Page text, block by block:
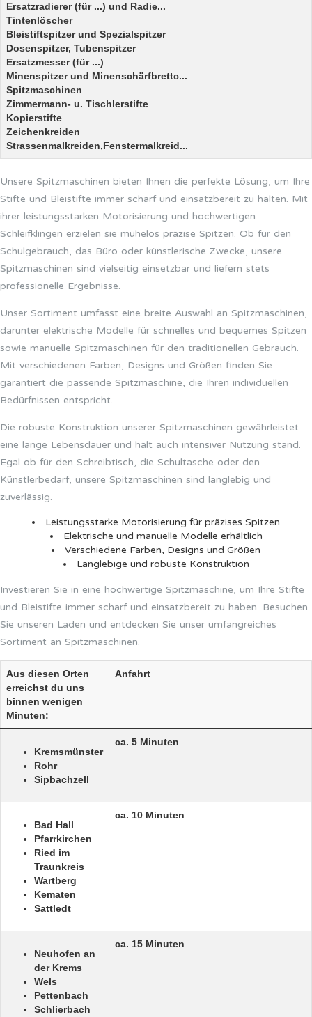
Ersatzradierer (für ...) und Radie...
Tintenlöscher
Bleistiftspitzer und Spezialspitzer
Dosenspitzer, Tubenspitzer
Ersatzmesser (für ...)
Minenspitzer und Minenschärfbrettc...
Spitzmaschinen
Zimmermann- u. Tischlerstifte
Kopierstifte
Zeichenkreiden
Strassenmalkreiden,Fenstermalkreid...
Unsere Spitzmaschinen bieten Ihnen die perfekte Lösung, um Ihre
Stifte und Bleistifte immer scharf und einsatzbereit zu halten. Mit
ihrer leistungsstarken Motorisierung und hochwertigen
Schleifklingen erzielen sie mühelos präzise Spitzen. Ob für den
Schulgebrauch, das Büro oder künstlerische Zwecke, unsere
Spitzmaschinen sind vielseitig einsetzbar und liefern stets
professionelle Ergebnisse.
Unser Sortiment umfasst eine breite Auswahl an Spitzmaschinen,
darunter elektrische Modelle für schnelles und bequemes Spitzen
sowie manuelle Spitzmaschinen für den traditionellen Gebrauch.
Mit verschiedenen Farben, Designs und Größen finden Sie
garantiert die passende Spitzmaschine, die Ihren individuellen
Bedürfnissen entspricht.
Die robuste Konstruktion unserer Spitzmaschinen gewährleistet
eine lange Lebensdauer und hält auch intensiver Nutzung stand.
Egal ob für den Schreibtisch, die Schultasche oder den
Künstlerbedarf, unsere Spitzmaschinen sind langlebig und
zuverlässig.
Leistungsstarke Motorisierung für präzises Spitzen
Elektrische und manuelle Modelle erhältlich
Verschiedene Farben, Designs und Größen
Langlebige und robuste Konstruktion
Investieren Sie in eine hochwertige Spitzmaschine, um Ihre Stifte
und Bleistifte immer scharf und einsatzbereit zu haben. Besuchen
Sie unseren Laden und entdecken Sie unser umfangreiches
Sortiment an Spitzmaschinen.
Aus diesen Orten
erreichst du uns
binnen wenigen
Minuten:
Anfahrt
Kremsmünster
Rohr
Sipbachzell
ca. 5 Minuten
Bad Hall
Pfarrkirchen
Ried im
Traunkreis
Wartberg
Kematen
Sattledt
ca. 10 Minuten
Neuhofen an
der Krems
Wels
Pettenbach
Schlierbach
ca. 15 Minuten